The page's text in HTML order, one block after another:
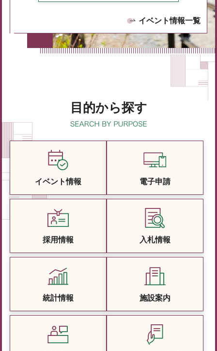
イベント情報一覧
目的から探す
イベント情報 電子申請
採用情報 入札情報
統計情報 施設案内